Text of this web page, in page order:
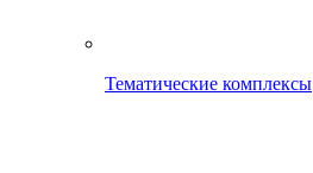
Тематические комплексы